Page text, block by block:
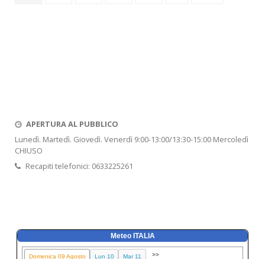
APERTURA AL PUBBLICO
Lunedì. Martedì. Giovedì. Venerdì 9:00-13:00/13:30-15:00 Mercoledì
CHIUSO
Recapiti telefonici: 0633225261
Meteo ITALIA